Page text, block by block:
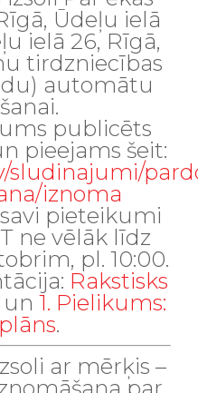
Ūdeļu ielā
ielā 26, Rīgā,
tirdzniecības
automātu
publicēts
pieejams šeit:
sludinajumi/
iznoma
pieteikumi
ne vēlāk līdz
pl. 10:00.
Rakstisks
un 1. Pielikums:
.
ar mērķis –